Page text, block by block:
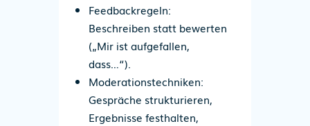
Feedbackregeln:
Beschreiben statt bewerten
(„Mir ist aufgefallen,
dass…“).
Moderationstechniken:
Gespräche strukturieren,
Ergebnisse festhalten,